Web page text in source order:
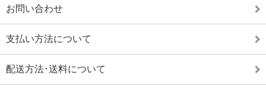
お問い合わせ
支払い方法について
配送方法･送料について